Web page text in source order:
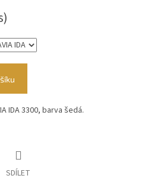
)
IDA 3300, barva šedá.
SDÍLET